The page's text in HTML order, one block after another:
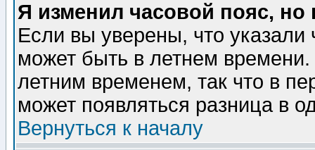
Я изменил часовой пояс,
Если вы уверены, что указали
может быть в летнем
летним временем, так что в
может появляться разница в
Вернуться к началу